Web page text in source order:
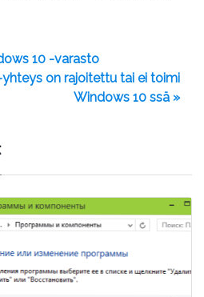
10 -varasto
on rajoitettu tai ei toimi
Windows 10 ssä »